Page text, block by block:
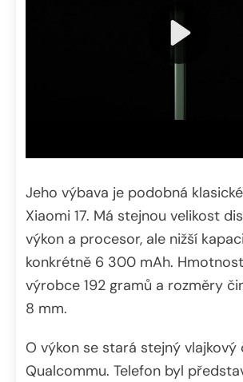
Jeho výbava je podobná
Xiaomi 17. Má stejnou velikost
výkon a procesor, ale nižší
konkrétně 6 300 mAh.
výrobce 192 gramů a rozměry činí
8 mm.
O výkon se stará stejný vlajkový
Qualcommu. Telefon byl